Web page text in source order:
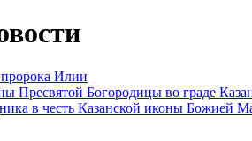
Илии
Пресвятой Богородицы во граде
в честь Казанской иконы Божией